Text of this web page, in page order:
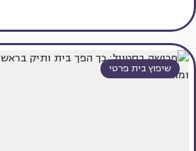
שיפוץ בית פרטי